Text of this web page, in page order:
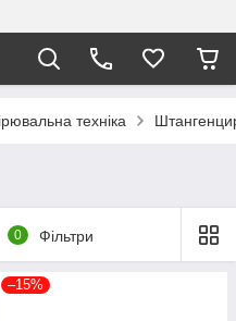
техніка
0 Фільтри
–15%